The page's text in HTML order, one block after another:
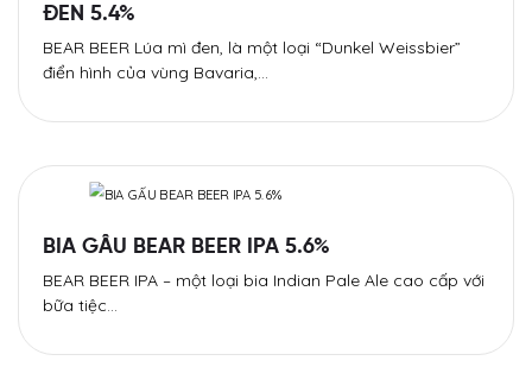
ĐEN 5.4%
BEAR BEER Lúa mì đen, là một loại “Dunkel Weissbier”
điển hình của vùng Bavaria,…
BIA GẤU BEAR BEER IPA 5.6%
BEAR BEER IPA – một loại bia Indian Pale Ale cao cấp với
bữa tiệc…